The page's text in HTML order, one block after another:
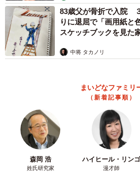
83歳父が骨折で入院
りに退屈で「画用紙と
スケッチブックを見た
中将 タカノリ
まいどなファミリ
（新着記事順）
森岡 浩
姓氏研究家
ハイヒール・リン
漫才師